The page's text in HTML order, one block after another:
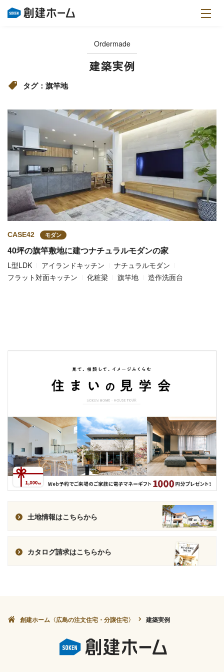
Ordermade
建築実例
タグ：旗竿地
CASE42 モダン
40坪の旗竿敷地に建つナチュラルモダンの家
L型LDK アイランドキッチン
ナチュラルモダン
フラット対面キッチン
化粧梁 旗竿地 造作洗面台
土地情報はこちらから
カタログ請求はこちらから
創建ホーム〈広島の注文住宅・分譲住宅〉 建築実例